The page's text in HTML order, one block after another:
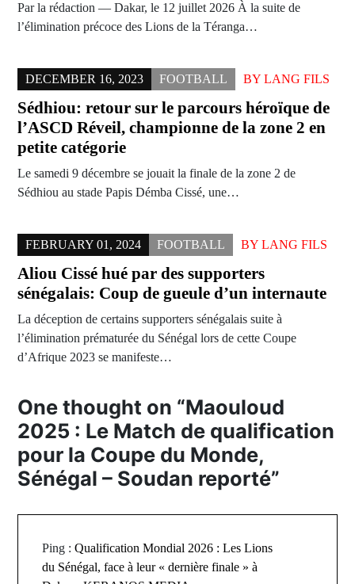
Par la rédaction — Dakar, le 12 juillet 2026 À la suite de
l’élimination précoce des Lions de la Téranga…
DECEMBER 16, 2023 FOOTBALL BY LANG FILS
Sédhiou: retour sur le parcours héroïque de
l’ASCD Réveil, championne de la zone 2 en
petite catégorie
Le samedi 9 décembre se jouait la finale de la zone 2 de
Sédhiou au stade Papis Démba Cissé, une…
FEBRUARY 01, 2024 FOOTBALL BY LANG FILS
Aliou Cissé hué par des supporters
sénégalais: Coup de gueule d’un internaute
La déception de certains supporters sénégalais suite à
l’élimination prématurée du Sénégal lors de cette Coupe
d’Afrique 2023 se manifeste…
One thought on “Maouloud
2025 : Le Match de qualification
pour la Coupe du Monde,
Sénégal – Soudan reporté”
Ping : Qualification Mondial 2026 : Les Lions
du Sénégal, face à leur « dernière finale » à